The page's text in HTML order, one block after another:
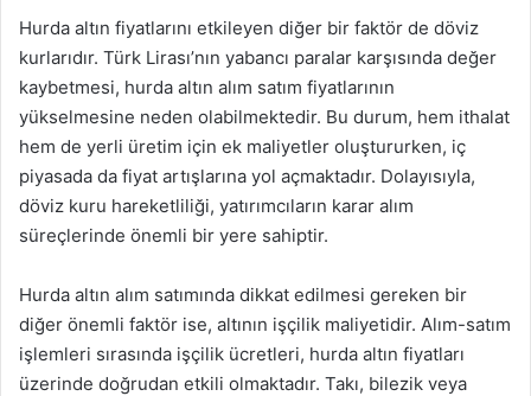
Hurda altın fiyatlarını etkileyen diğer bir faktör de döviz
kurlarıdır. Türk Lirası’nın yabancı paralar karşısında değer
kaybetmesi, hurda altın alım satım fiyatlarının
yükselmesine neden olabilmektedir. Bu durum, hem ithalat
hem de yerli üretim için ek maliyetler oluştururken, iç
piyasada da fiyat artışlarına yol açmaktadır. Dolayısıyla,
döviz kuru hareketliliği, yatırımcıların karar alım
süreçlerinde önemli bir yere sahiptir.
Hurda altın alım satımında dikkat edilmesi gereken bir
diğer önemli faktör ise, altının işçilik maliyetidir. Alım-satım
işlemleri sırasında işçilik ücretleri, hurda altın fiyatları
üzerinde doğrudan etkili olmaktadır. Takı, bilezik veya